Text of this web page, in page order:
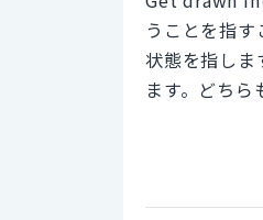
うことを指
状態を指しま
ます。どち